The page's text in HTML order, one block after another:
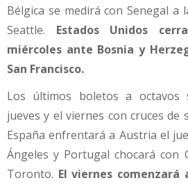
Bélgica se medirá con Senegal a
Seattle. Estados Unidos
miércoles ante Bosnia y
San Francisco.
Los últimos boletos a octavos
jueves y el viernes con cruces de
España enfrentará a Austria el
Ángeles y Portugal chocará con
Toronto. El viernes comenzará